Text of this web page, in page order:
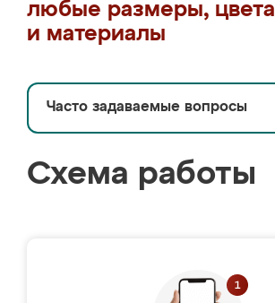
любые размеры, цвета
и материалы
Часто задаваемые вопросы
Схема работы